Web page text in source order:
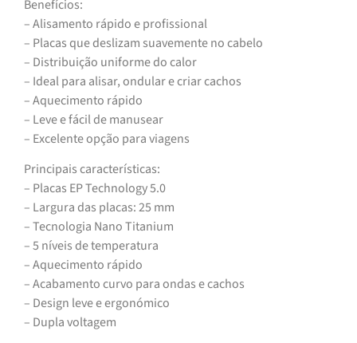
Benefícios:
– Alisamento rápido e profissional
– Placas que deslizam suavemente no cabelo
– Distribuição uniforme do calor
– Ideal para alisar, ondular e criar cachos
– Aquecimento rápido
– Leve e fácil de manusear
– Excelente opção para viagens
Principais características:
– Placas EP Technology 5.0
– Largura das placas: 25 mm
– Tecnologia Nano Titanium
– 5 níveis de temperatura
– Aquecimento rápido
– Acabamento curvo para ondas e cachos
– Design leve e ergonómico
– Dupla voltagem